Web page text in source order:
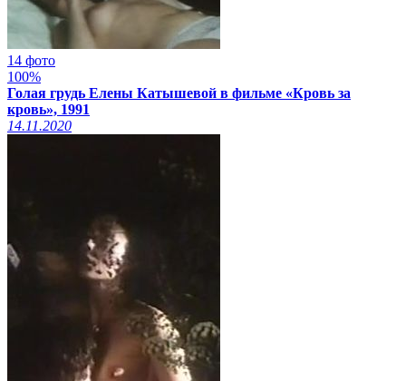
14 фото
100%
Голая грудь Елены Катышевой в фильме «Кровь за
кровь», 1991
14.11.2020